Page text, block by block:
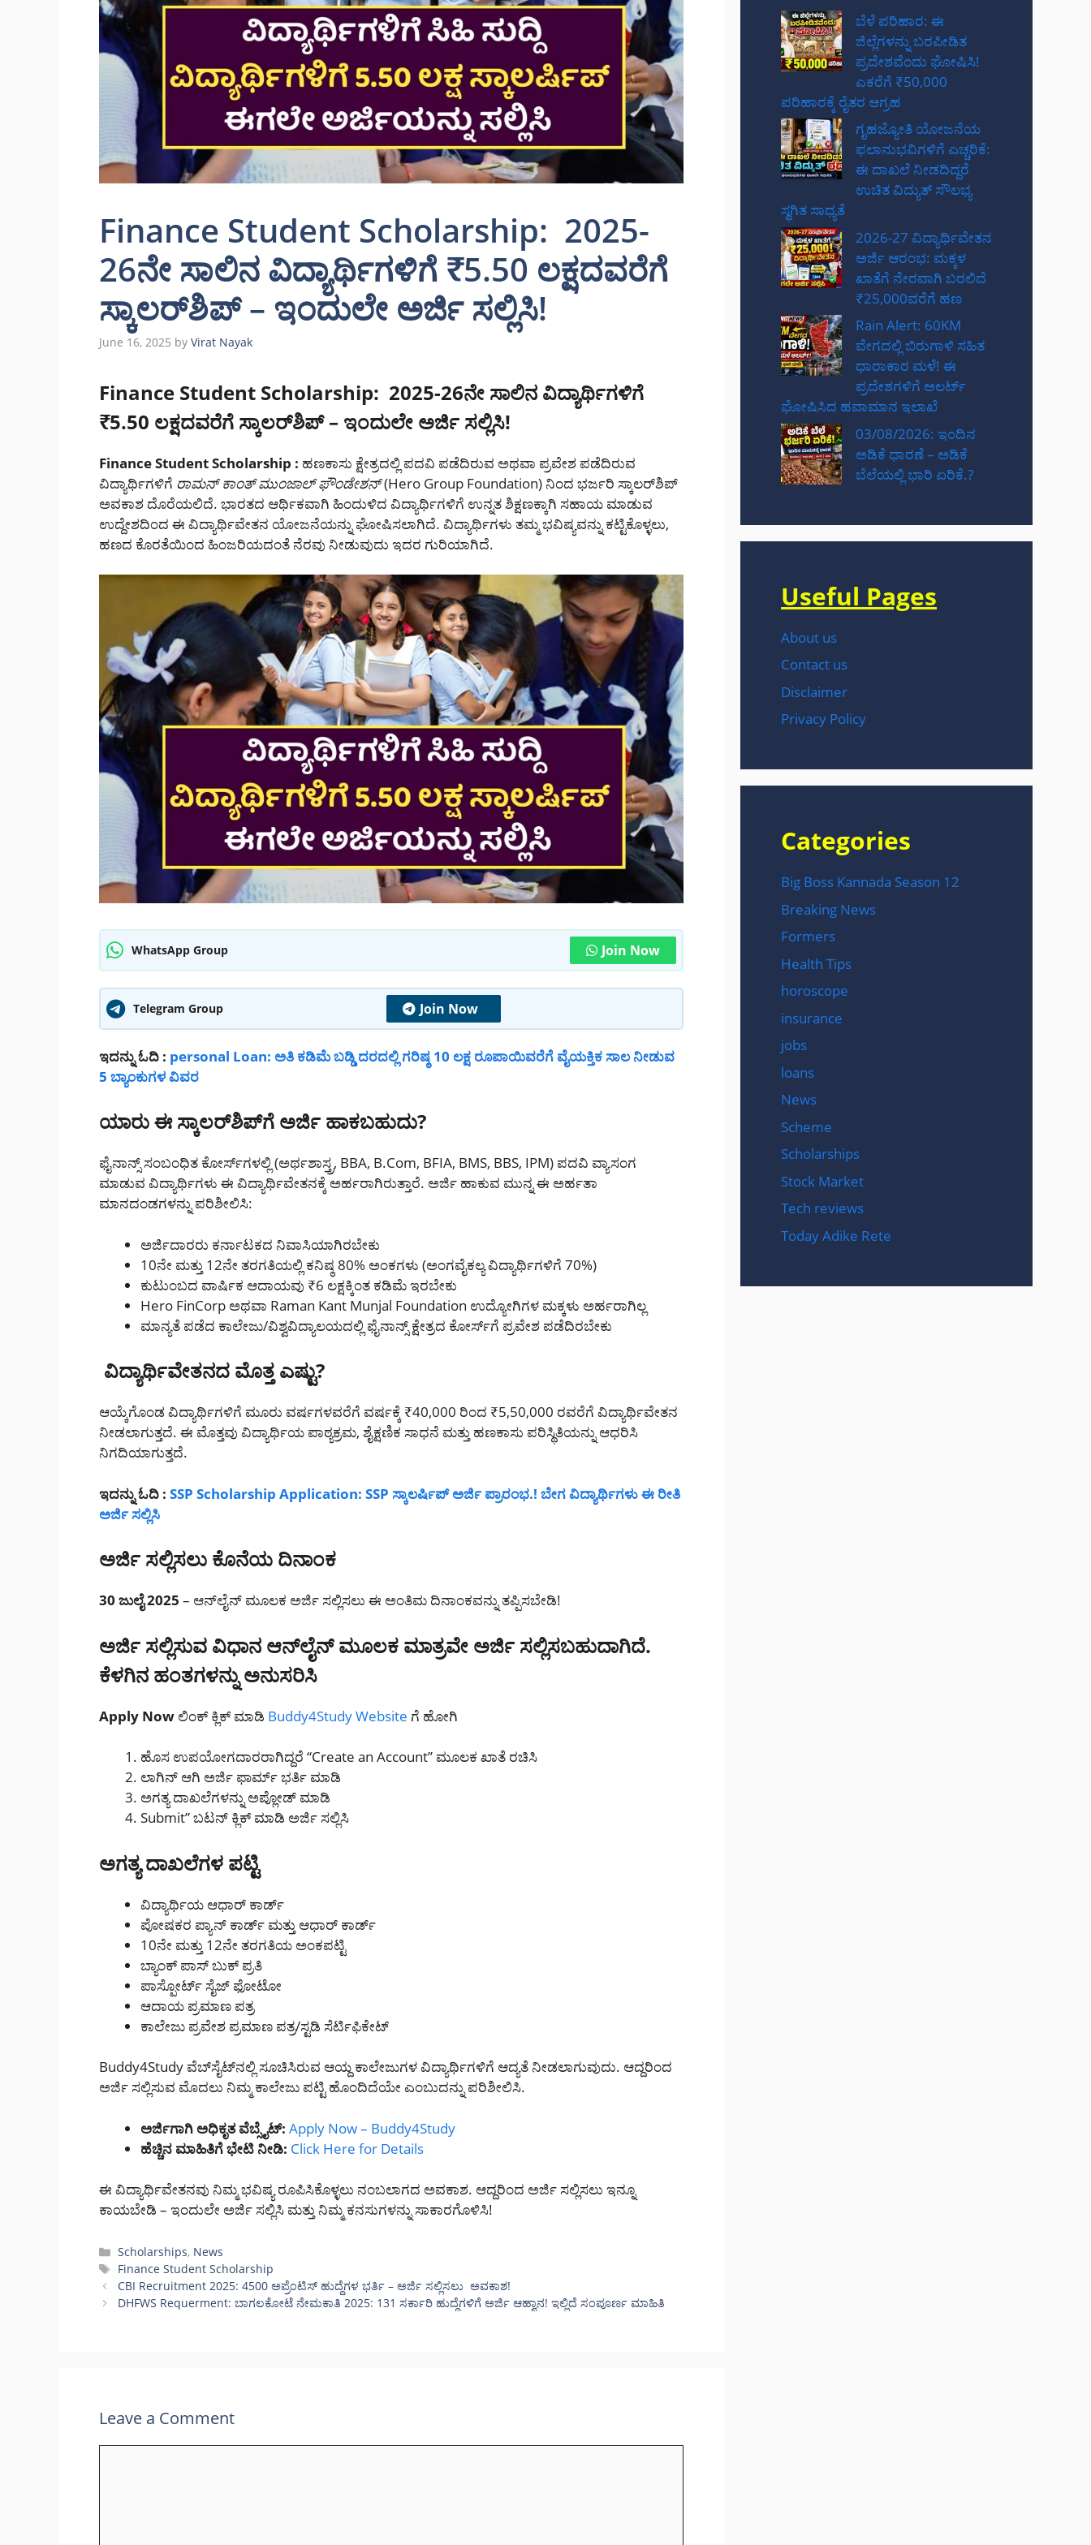
Finance Student Scholarship: 2025-
26ನೇ ಸಾಲಿನ ವಿದ್ಯಾರ್ಥಿಗಳಿಗೆ ₹5.50 ಲಕ್ಷದವರೆಗೆ
ಸ್ಕಾಲರ್‌ಶಿಪ್ – ಇಂದುಲೇ ಅರ್ಜಿ ಸಲ್ಲಿಸಿ!
June 16, 2025 by Virat Nayak
Finance Student Scholarship: 2025-26ನೇ ಸಾಲಿನ ವಿದ್ಯಾರ್ಥಿಗಳಿಗೆ
₹5.50 ಲಕ್ಷದವರೆಗೆ ಸ್ಕಾಲರ್‌ಶಿಪ್ – ಇಂದುಲೇ ಅರ್ಜಿ ಸಲ್ಲಿಸಿ!
Finance Student Scholarship : ಹಣಕಾಸು ಕ್ಷೇತ್ರದಲ್ಲಿ ಪದವಿ ಪಡೆದಿರುವ ಅಥವಾ ಪ್ರವೇಶ ಪಡೆದಿರುವ
ವಿದ್ಯಾರ್ಥಿಗಳಿಗೆ ರಾಮನ್ ಕಾಂತ್ ಮುಂಜಾಲ್ ಫೌಂಡೇಶನ್(Hero Group Foundation) ನಿಂದ ಭರ್ಜರಿ ಸ್ಕಾಲರ್‌ಶಿಪ್
ಅವಕಾಶ ದೊರೆಯಲಿದೆ. ಭಾರತದ ಆರ್ಥಿಕವಾಗಿ ಹಿಂದುಳಿದ ವಿದ್ಯಾರ್ಥಿಗಳಿಗೆ ಉನ್ನತ ಶಿಕ್ಷಣಕ್ಕಾಗಿ ಸಹಾಯ ಮಾಡುವ
ಉದ್ದೇಶದಿಂದ ಈ ವಿದ್ಯಾರ್ಥಿವೇತನ ಯೋಜನೆಯನ್ನು ಘೋಷಿಸಲಾಗಿದೆ. ವಿದ್ಯಾರ್ಥಿಗಳು ತಮ್ಮ ಭವಿಷ್ಯವನ್ನು ಕಟ್ಟಿಕೊಳ್ಳಲು,
ಹಣದ ಕೊರತೆಯಿಂದ ಹಿಂಜರಿಯದಂತೆ ನೆರವು ನೀಡುವುದು ಇದರ ಗುರಿಯಾಗಿದೆ.
WhatsApp Group Join Now
Telegram Group Join Now
ಇದನ್ನು ಓದಿ : personal Loan: ಅತಿ ಕಡಿಮೆ ಬಡ್ಡಿ ದರದಲ್ಲಿ ಗರಿಷ್ಠ 10 ಲಕ್ಷ ರೂಪಾಯಿವರೆಗೆ ವೈಯಕ್ತಿಕ ಸಾಲ ನೀಡುವ
5 ಬ್ಯಾಂಕುಗಳ ವಿವರ
ಯಾರು ಈ ಸ್ಕಾಲರ್‌ಶಿಪ್‌ಗೆ ಅರ್ಜಿ ಹಾಕಬಹುದು?
ಫೈನಾನ್ಸ್ ಸಂಬಂಧಿತ ಕೋರ್ಸ್‌ಗಳಲ್ಲಿ (ಅರ್ಥಶಾಸ್ತ್ರ, BBA, B.Com, BFIA, BMS, BBS, IPM) ಪದವಿ ವ್ಯಾಸಂಗ
ಮಾಡುವ ವಿದ್ಯಾರ್ಥಿಗಳು ಈ ವಿದ್ಯಾರ್ಥಿವೇತನಕ್ಕೆ ಅರ್ಹರಾಗಿರುತ್ತಾರೆ. ಅರ್ಜಿ ಹಾಕುವ ಮುನ್ನ ಈ ಅರ್ಹತಾ
ಮಾನದಂಡಗಳನ್ನು ಪರಿಶೀಲಿಸಿ:
ಅರ್ಜಿದಾರರು ಕರ್ನಾಟಕದ ನಿವಾಸಿಯಾಗಿರಬೇಕು
10ನೇ ಮತ್ತು 12ನೇ ತರಗತಿಯಲ್ಲಿ ಕನಿಷ್ಠ 80% ಅಂಕಗಳು (ಅಂಗವೈಕಲ್ಯ ವಿದ್ಯಾರ್ಥಿಗಳಿಗೆ 70%)
ಕುಟುಂಬದ ವಾರ್ಷಿಕ ಆದಾಯವು ₹6 ಲಕ್ಷಕ್ಕಿಂತ ಕಡಿಮೆ ಇರಬೇಕು
Hero FinCorp ಅಥವಾ Raman Kant Munjal Foundation ಉದ್ಯೋಗಿಗಳ ಮಕ್ಕಳು ಅರ್ಹರಾಗಿಲ್ಲ
ಮಾನ್ಯತೆ ಪಡೆದ ಕಾಲೇಜು/ವಿಶ್ವವಿದ್ಯಾಲಯದಲ್ಲಿ ಫೈನಾನ್ಸ್ ಕ್ಷೇತ್ರದ ಕೋರ್ಸ್‌ಗೆ ಪ್ರವೇಶ ಪಡೆದಿರಬೇಕು
ವಿದ್ಯಾರ್ಥಿವೇತನದ ಮೊತ್ತ ಎಷ್ಟು?
ಆಯ್ಕೆಗೊಂಡ ವಿದ್ಯಾರ್ಥಿಗಳಿಗೆ ಮೂರು ವರ್ಷಗಳವರೆಗೆ ವರ್ಷಕ್ಕೆ ₹40,000 ರಿಂದ ₹5,50,000 ರವರೆಗೆ ವಿದ್ಯಾರ್ಥಿವೇತನ
ನೀಡಲಾಗುತ್ತದೆ. ಈ ಮೊತ್ತವು ವಿದ್ಯಾರ್ಥಿಯ ಪಾಠ್ಯಕ್ರಮ, ಶೈಕ್ಷಣಿಕ ಸಾಧನೆ ಮತ್ತು ಹಣಕಾಸು ಪರಿಸ್ಥಿತಿಯನ್ನು ಆಧರಿಸಿ
ನಿಗದಿಯಾಗುತ್ತದೆ.
ಇದನ್ನು ಓದಿ : SSP Scholarship Application: SSP ಸ್ಕಾಲರ್ಷಿಪ್ ಅರ್ಜಿ ಪ್ರಾರಂಭ.! ಬೇಗ ವಿದ್ಯಾರ್ಥಿಗಳು ಈ ರೀತಿ
ಅರ್ಜಿ ಸಲ್ಲಿಸಿ
ಅರ್ಜಿ ಸಲ್ಲಿಸಲು ಕೊನೆಯ ದಿನಾಂಕ
30 ಜುಲೈ 2025 – ಆನ್‌ಲೈನ್ ಮೂಲಕ ಅರ್ಜಿ ಸಲ್ಲಿಸಲು ಈ ಅಂತಿಮ ದಿನಾಂಕವನ್ನು ತಪ್ಪಿಸಬೇಡಿ!
ಅರ್ಜಿ ಸಲ್ಲಿಸುವ ವಿಧಾನ ಆನ್‌ಲೈನ್ ಮೂಲಕ ಮಾತ್ರವೇ ಅರ್ಜಿ ಸಲ್ಲಿಸಬಹುದಾಗಿದೆ.
ಕೆಳಗಿನ ಹಂತಗಳನ್ನು ಅನುಸರಿಸಿ
Apply Now ಲಿಂಕ್ ಕ್ಲಿಕ್ ಮಾಡಿ Buddy4Study Website ಗೆ ಹೋಗಿ
ಹೊಸ ಉಪಯೋಗದಾರರಾಗಿದ್ದರೆ “Create an Account” ಮೂಲಕ ಖಾತೆ ರಚಿಸಿ
ಲಾಗಿನ್ ಆಗಿ ಅರ್ಜಿ ಫಾರ್ಮ್ ಭರ್ತಿ ಮಾಡಿ
ಅಗತ್ಯ ದಾಖಲೆಗಳನ್ನು ಅಪ್ಲೋಡ್ ಮಾಡಿ
Submit” ಬಟನ್ ಕ್ಲಿಕ್ ಮಾಡಿ ಅರ್ಜಿ ಸಲ್ಲಿಸಿ
ಅಗತ್ಯ ದಾಖಲೆಗಳ ಪಟ್ಟಿ
ವಿದ್ಯಾರ್ಥಿಯ ಆಧಾರ್ ಕಾರ್ಡ್
ಪೋಷಕರ ಪ್ಯಾನ್ ಕಾರ್ಡ್ ಮತ್ತು ಆಧಾರ್ ಕಾರ್ಡ್
10ನೇ ಮತ್ತು 12ನೇ ತರಗತಿಯ ಅಂಕಪಟ್ಟಿ
ಬ್ಯಾಂಕ್ ಪಾಸ್ ಬುಕ್ ಪ್ರತಿ
ಪಾಸ್ಪೋರ್ಟ್ ಸೈಜ್ ಫೋಟೋ
ಆದಾಯ ಪ್ರಮಾಣ ಪತ್ರ
ಕಾಲೇಜು ಪ್ರವೇಶ ಪ್ರಮಾಣ ಪತ್ರ/ಸ್ಟಡಿ ಸೆರ್ಟಿಫಿಕೇಟ್
Buddy4Study ವೆಬ್‌ಸೈಟ್‌ನಲ್ಲಿ ಸೂಚಿಸಿರುವ ಆಯ್ದ ಕಾಲೇಜುಗಳ ವಿದ್ಯಾರ್ಥಿಗಳಿಗೆ ಆದ್ಯತೆ ನೀಡಲಾಗುವುದು. ಆದ್ದರಿಂದ
ಅರ್ಜಿ ಸಲ್ಲಿಸುವ ಮೊದಲು ನಿಮ್ಮ ಕಾಲೇಜು ಪಟ್ಟಿ ಹೊಂದಿದೆಯೇ ಎಂಬುದನ್ನು ಪರಿಶೀಲಿಸಿ.
ಅರ್ಜಿಗಾಗಿ ಅಧಿಕೃತ ವೆಬ್ಸೈಟ್: Apply Now – Buddy4Study
ಹೆಚ್ಚಿನ ಮಾಹಿತಿಗೆ ಭೇಟಿ ನೀಡಿ: Click Here for Details
ಈ ವಿದ್ಯಾರ್ಥಿವೇತನವು ನಿಮ್ಮ ಭವಿಷ್ಯ ರೂಪಿಸಿಕೊಳ್ಳಲು ನಂಬಲಾಗದ ಅವಕಾಶ. ಆದ್ದರಿಂದ ಅರ್ಜಿ ಸಲ್ಲಿಸಲು ಇನ್ನೂ
ಕಾಯಬೇಡಿ – ಇಂದುಲೇ ಅರ್ಜಿ ಸಲ್ಲಿಸಿ ಮತ್ತು ನಿಮ್ಮ ಕನಸುಗಳನ್ನು ಸಾಕಾರಗೊಳಿಸಿ!
Categories
Scholarships, News
Tags
Finance Student Scholarship
CBI Recruitment 2025: 4500 ಅಪ್ರೆಂಟಿಸ್ ಹುದ್ದೆಗಳ ಭರ್ತಿ – ಅರ್ಜಿ ಸಲ್ಲಿಸಲು ಅವಕಾಶ!
DHFWS Requerment: ಬಾಗಲಕೋಟೆ ನೇಮಕಾತಿ 2025: 131 ಸರ್ಕಾರಿ ಹುದ್ದೆಗಳಿಗೆ ಅರ್ಜಿ ಆಹ್ವಾನ! ಇಲ್ಲಿದೆ ಸಂಪೂರ್ಣ ಮಾಹಿತಿ
Leave a Comment
ಬೆಳೆ ಪರಿಹಾರ: ಈ
ಜಿಲ್ಲೆಗಳನ್ನು ಬರಪೀಡಿತ
ಪ್ರದೇಶವೆಂದು ಘೋಷಿಸಿ!
ಎಕರೆಗೆ ₹50,000
ಪರಿಹಾರಕ್ಕೆ ರೈತರ ಆಗ್ರಹ
ಗೃಹಜ್ಯೋತಿ ಯೋಜನೆಯ
ಫಲಾನುಭವಿಗಳಿಗೆ ಎಚ್ಚರಿಕೆ:
ಈ ದಾಖಲೆ ನೀಡದಿದ್ದರೆ
ಉಚಿತ ವಿದ್ಯುತ್ ಸೌಲಭ್ಯ
ಸ್ಥಗಿತ ಸಾಧ್ಯತೆ
2026-27 ವಿದ್ಯಾರ್ಥಿವೇತನ
ಅರ್ಜಿ ಆರಂಭ: ಮಕ್ಕಳ
ಖಾತೆಗೆ ನೇರವಾಗಿ ಬರಲಿದೆ
₹25,000ವರೆಗೆ ಹಣ
Rain Alert: 60KM
ವೇಗದಲ್ಲಿ ಬಿರುಗಾಳಿ ಸಹಿತ
ಧಾರಾಕಾರ ಮಳೆ! ಈ
ಪ್ರದೇಶಗಳಿಗೆ ಅಲರ್ಟ್
ಘೋಷಿಸಿದ ಹವಾಮಾನ ಇಲಾಖೆ
03/08/2026: ಇಂದಿನ
ಅಡಿಕೆ ಧಾರಣೆ – ಅಡಿಕೆ
ಬೆಲೆಯಲ್ಲಿ ಭಾರಿ ಏರಿಕೆ.?
Useful Pages
About us
Contact us
Disclaimer
Privacy Policy
Categories
Big Boss Kannada Season 12
Breaking News
Formers
Health Tips
horoscope
insurance
jobs
loans
News
Scheme
Scholarships
Stock Market
Tech reviews
Today Adike Rete